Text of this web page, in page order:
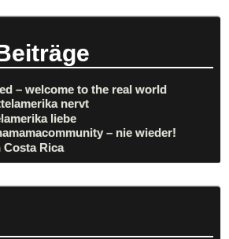
– welcome to the real world
nervt
liebe
– nie wieder!
Costa Rica